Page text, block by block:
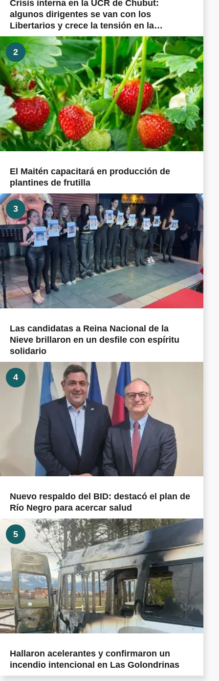
Crisis interna en la UCR de Chubut:
algunos dirigentes se van con los
Libertarios y crece la tensión en la
militancia cordillerana
2
El Maitén capacitará en producción de
plantines de frutilla
3
Las candidatas a Reina Nacional de la
Nieve brillaron en un desfile con espíritu
solidario
4
Nuevo respaldo del BID: destacó el plan de
Río Negro para acercar salud
5
Hallaron acelerantes y confirmaron un
incendio intencional en Las Golondrinas